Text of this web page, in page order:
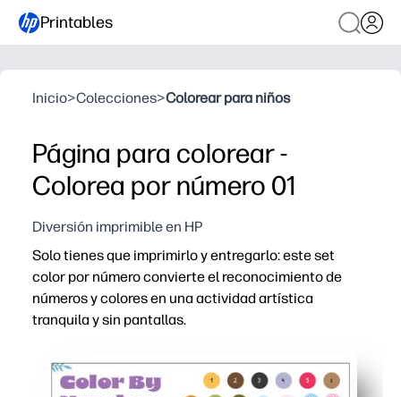
Printables
Inicio>Colecciones>Colorear para niños
Página para colorear -
Colorea por número 01
Diversión imprimible en HP
Solo tienes que imprimirlo y entregarlo: este set
color por número convierte el reconocimiento de
números y colores en una actividad artística
tranquila y sin pantallas.
Sin preparación: imprima una página y vaya al trabajo
Desarrolla habilidades clave: reconocimiento de